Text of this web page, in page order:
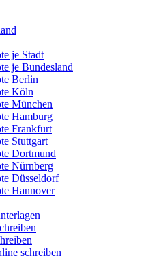
je Stadt
je Bundesland
Berlin
Köln
München
Hamburg
Frankfurt
Stuttgart
Dortmund
Nürnberg
Düsseldorf
Hannover
schreiben